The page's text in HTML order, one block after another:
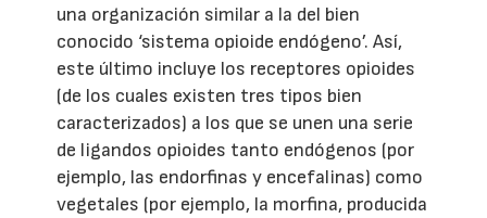
una organización similar a la del bien
conocido ‘sistema opioide endógeno’. Así,
este último incluye los receptores opioides
(de los cuales existen tres tipos bien
caracterizados) a los que se unen una serie
de ligandos opioides tanto endógenos (por
ejemplo, las endorfinas y encefalinas) como
vegetales (por ejemplo, la morfina, producida